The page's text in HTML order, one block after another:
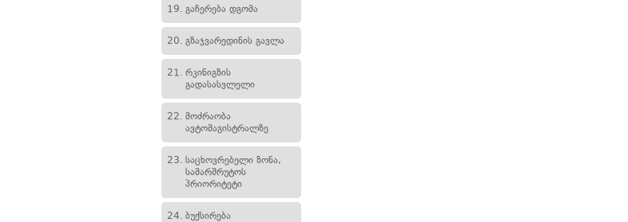
19. გაჩერება დგომა
20. გზაჯვარედინის გავლა
21. რკინიგზის
გადასასვლელი
22. მოძრაობა
ავტომაგისტრალზე
23. საცხოვრებელი ზონა,
სამარშრუტოს
პრიორიტეტი
24. ბუქსირება